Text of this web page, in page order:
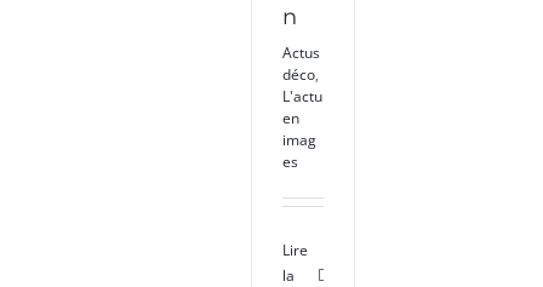
n
Actus
déco,
L'actu
en
imag
es
Lire
la